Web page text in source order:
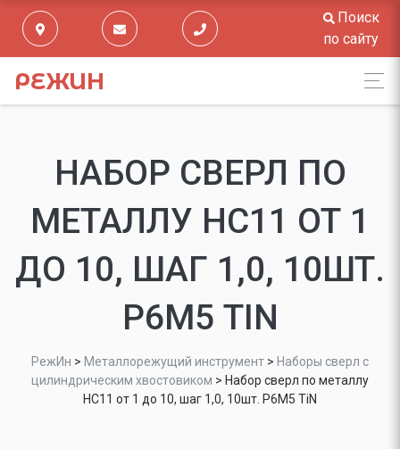
Поиск
по сайту
РЕЖИН
НАБОР СВЕРЛ ПО
МЕТАЛЛУ НС11 ОТ 1
ДО 10, ШАГ 1,0, 10ШТ.
Р6М5 TIN
РежИн > Металлорежущий инструмент > Наборы сверл с
цилиндрическим хвостовиком > Набор сверл по металлу
НС11 от 1 до 10, шаг 1,0, 10шт. Р6М5 TiN